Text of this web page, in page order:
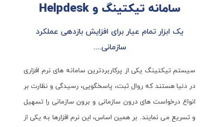
سامانه تیکتینگ و Helpdesk
یک ابزار تمام عیار برای افزایش بازدهی عملکرد
سازمانی....
سیستم تیکتینگ یکی از پرکاربردترین سامانه های نرم افزاری
در دنیا هستند که روال ثبت، پاسخگویی، رسیدگی و نظارت بر
انواع درخواست های درون سازمانی و برون سازمانی را تسهیل
و تسریع می نمایند. بر همین اساس، این نرم افزارها به یکی از